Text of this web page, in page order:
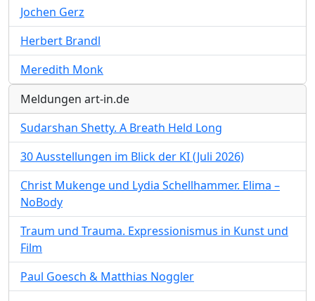
Jochen Gerz
Herbert Brandl
Meredith Monk
Meldungen art-in.de
Sudarshan Shetty. A Breath Held Long
30 Ausstellungen im Blick der KI (Juli 2026)
Christ Mukenge und Lydia Schellhammer. Elima –
NoBody
Traum und Trauma. Expressionismus in Kunst und
Film
Paul Goesch & Matthias Noggler